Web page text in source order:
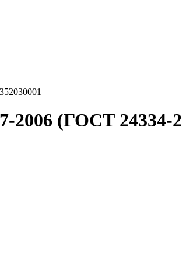
2006 (ГОСТ 24334-